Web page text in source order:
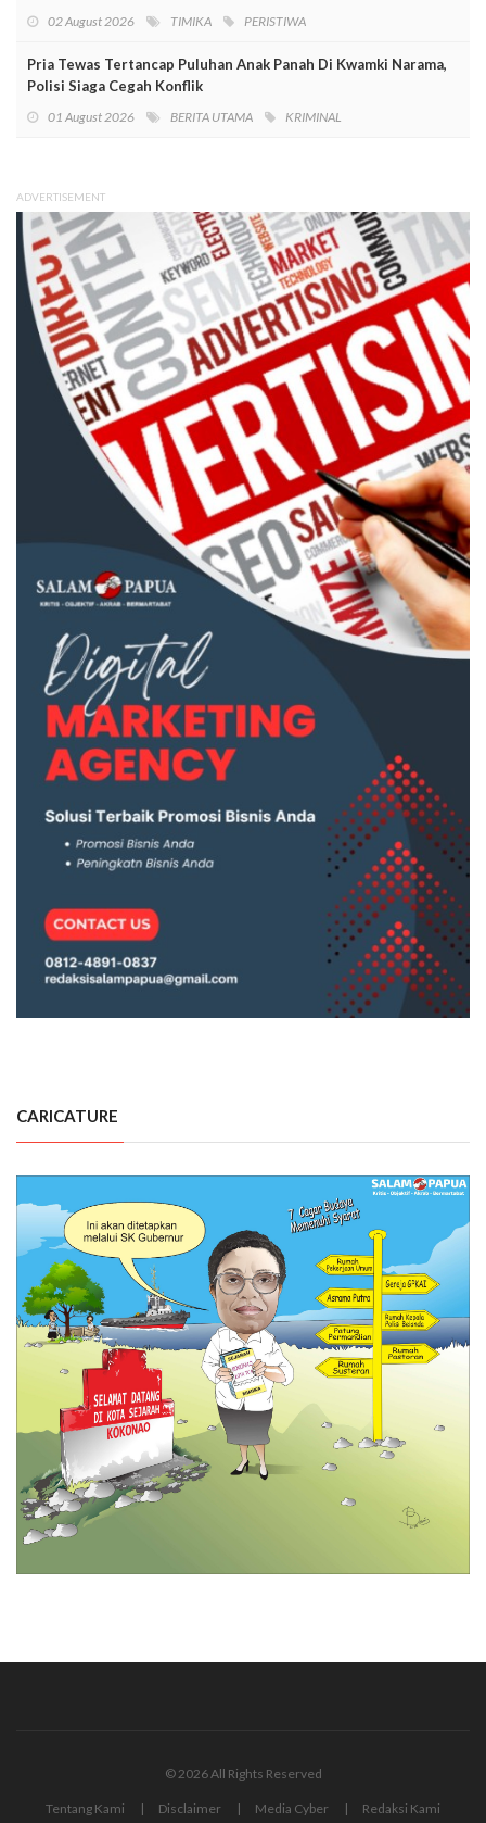
02 August 2026 TIMIKA PERISTIWA
Pria Tewas Tertancap Puluhan Anak Panah Di Kwamki Narama,
Polisi Siaga Cegah Konflik
01 August 2026 BERITA UTAMA KRIMINAL
ADVERTISEMENT
CARICATURE
© 2026 All Rights Reserved
Tentang Kami Disclaimer Media Cyber Redaksi Kami